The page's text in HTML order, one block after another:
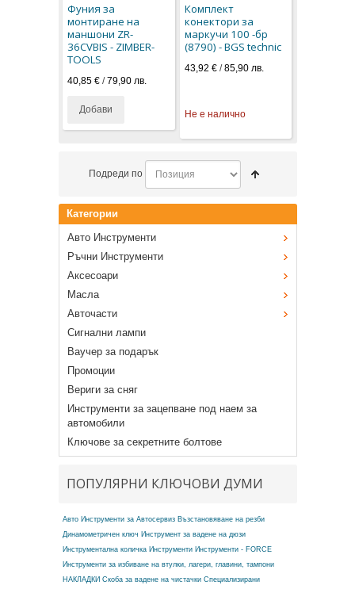
Фуния за
монтиране на
маншони ZR-
36CVBIS - ZIMBER-
TOOLS
40,85 € /79,90 лв.
Добави
Комплект
конектори за
маркучи 100 -бр
(8790) - BGS technic
43,92 €/85,90 лв.
Не е налично
Подреди по
Категории
Авто Инструменти
Ръчни Инструменти
Аксесоари
Масла
Авточасти
Сигнални лампи
Ваучер за подарък
Промоции
Вериги за сняг
Инструменти за зацепване под наем за
автомобили
Ключове за секретните болтове
ПОПУЛЯРНИ КЛЮЧОВИ ДУМИ
Авто Инструменти за Автосервиз Възстановяване на резби
Динамометричен ключ Инструмент за вадене на дюзи
Инструментална количка Инструменти Инструменти - FORCE
Инструменти за избиване на втулки, лагери, главини, тампони
НАКЛАДКИ Скоба за вадене на чистачки Специализирани